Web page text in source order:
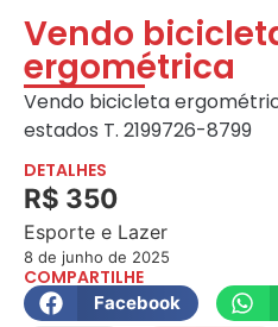
Vendo
ergométrica
Vendo bicicleta
estados T. 2199726-8799
DETALHES
R$ 350
Esporte e Lazer
8 de junho de 2025
COMPARTILHE
Facebook